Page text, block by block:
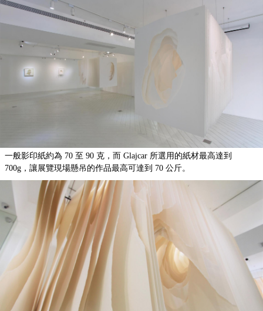
一般影印紙約為 70 至 90 克，而 Glajcar 所選用的紙材最高達到
700g，讓展覽現場懸吊的作品最高可達到 70 公斤。